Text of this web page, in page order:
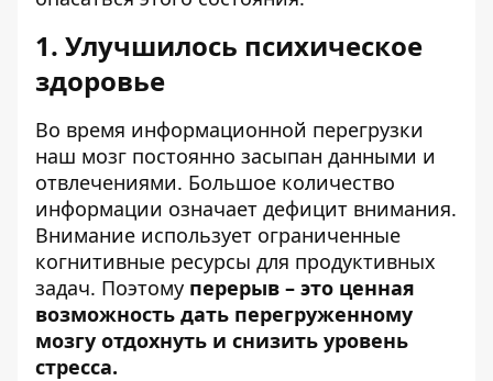
1. Улучшилось психическое
здоровье
Во время информационной перегрузки
наш мозг постоянно засыпан данными и
отвлечениями. Большое количество
информации означает дефицит внимания.
Внимание использует ограниченные
когнитивные ресурсы для продуктивных
задач. Поэтому перерыв – это ценная
возможность дать перегруженному
мозгу отдохнуть и снизить уровень
стресса.